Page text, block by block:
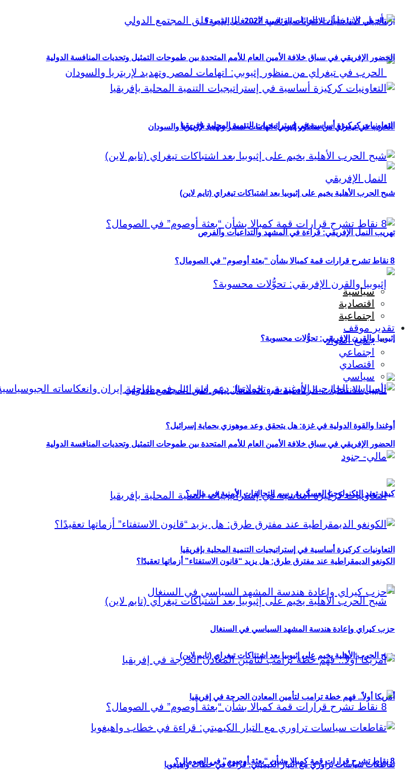
ارتباك في كينيا بشأن الانتخابات الرئاسية 2027.. ما القصة؟
الحرب في تيغراي من منظور إثيوبي: اتهامات لمصر وتهديد لإريتريا والسودان
تهريب النمل الإفريقي: قراءة في المشهد والتداعيات والفرص
إثيوبيا والقرن الإفريقي: تحوُّلات محسوبة؟
الحضور الإفريقي في سباق خلافة الأمين العام للأمم المتحدة بين طموحات التمثيل وتحديات المنافسة الدولية
التعاونيات كركيزة أساسية في إستراتيجيات التنمية المحلية بإفريقيا
شبح الحرب الأهلية يخيم على إثيوبيا بعد اشتباكات تيغراي (تايم لاين)
8 نقاط تشرح قرارات قمة كمبالا بشأن “بعثة أوصوم” في الصومال؟
الحضور الإفريقي في سباق خلافة الأمين العام للأمم المتحدة بين طموحات التمثيل وتحديات المنافسة الدولية
التعاونيات كركيزة أساسية في إستراتيجيات التنمية المحلية بإفريقيا
شبح الحرب الأهلية يخيم على إثيوبيا بعد اشتباكات تيغراي (تايم لاين)
8 نقاط تشرح قرارات قمة كمبالا بشأن “بعثة أوصوم” في الصومال؟
سياسية
اقتصادية
اجتماعية
تقدير موقف
جميع المواد
اجتماعي
اقتصادي
سياسي
أوغندا والقوة الدولية في غزة: هل يتحقق وعد موهوزي بحماية إسرائيل؟
كيف تعيد التكنولوجيا العسكرية رسم التحالفات الأمنية في مالي؟
الكونغو الديمقراطية عند مفترق طرق: هل يزيد “قانون الاستفتاء” أزماتها تعقيدًا؟
حزب كيراي وإعادة هندسة المشهد السياسي في السنغال
أمريكا أولاً.. فهم خطة ترامب لتأمين المعادن الحرجة في إفريقيا
تقاطعات سياسات تراوري مع التيار الكيميتي: قراءة في خطاب واهيغويا